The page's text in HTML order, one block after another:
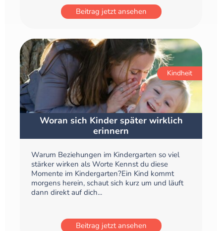
Beitrag jetzt ansehen
Kindheit
Woran sich Kinder später wirklich
erinnern
Warum Beziehungen im Kindergarten so viel
stärker wirken als Worte Kennst du diese
Momente im Kindergarten?Ein Kind kommt
morgens herein, schaut sich kurz um und läuft
dann direkt auf dich...
Beitrag jetzt ansehen